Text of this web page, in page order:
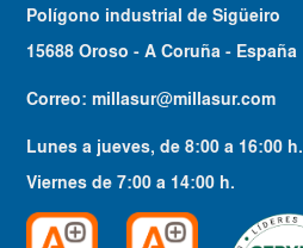
Polígono industrial de Sigüeiro
15688 Oroso - A Coruña - España
Correo:millasur@millasur.com
Lunes a jueves, de8:00 a 16:00 h.
Viernes de7:00 a 14:00 h.